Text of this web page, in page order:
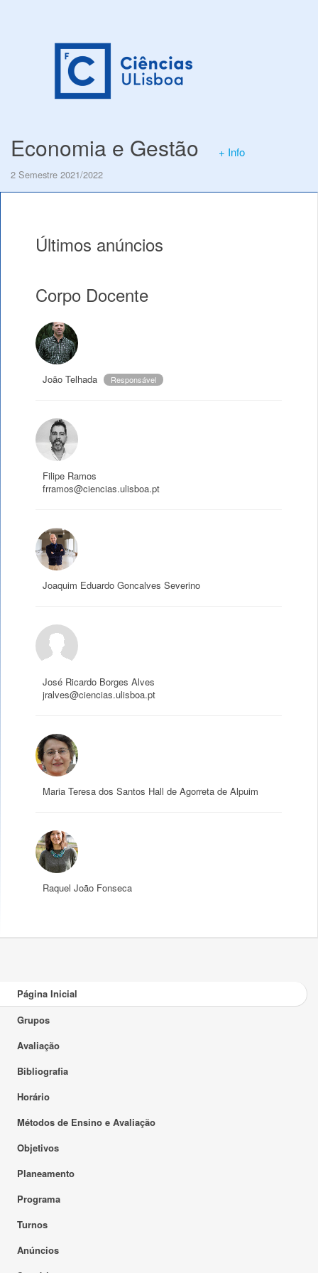
Economia e Gestão + Info
2 Semestre 2021/2022
Últimos anúncios
Corpo Docente
João Telhada Responsável
Filipe Ramos
frramos@ciencias.ulisboa.pt
Joaquim Eduardo Goncalves Severino
José Ricardo Borges Alves
jralves@ciencias.ulisboa.pt
Maria Teresa dos Santos Hall de Agorreta de Alpuim
Raquel João Fonseca
Página Inicial
Grupos
Avaliação
Bibliografia
Horário
Métodos de Ensino e Avaliação
Objetivos
Planeamento
Programa
Turnos
Anúncios